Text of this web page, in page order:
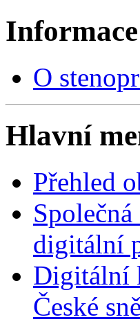
Informace
O
Hlavní
Přehled
digitální
Digitální
České